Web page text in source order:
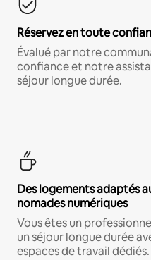
Réservez en toute
Évalué par notre
confiance et notre
séjour longue durée.
Des logements adaptés
nomades numériques
Vous êtes un
un séjour longue durée
espaces de travail dédiés.